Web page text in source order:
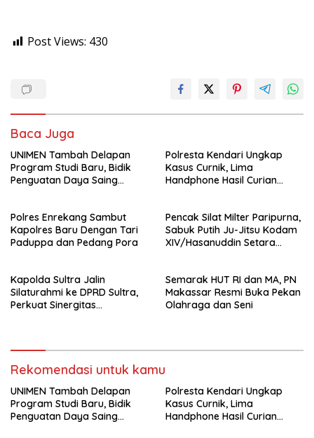
Post Views: 430
Baca Juga
UNIMEN Tambah Delapan
Program Studi Baru, Bidik
Penguatan Daya Saing
Polresta Kendari Ungkap
Kasus Curnik, Lima
Handphone Hasil Curian
Polres Enrekang Sambut
Kapolres Baru Dengan Tari
Paduppa dan Pedang Pora
Pencak Silat Milter Paripurna,
Sabuk Putih Ju-Jitsu Kodam
XIV/Hasanuddin Setara
Kapolda Sultra Jalin
Silaturahmi ke DPRD Sultra,
Perkuat Sinergitas
Semarak HUT RI dan MA, PN
Makassar Resmi Buka Pekan
Olahraga dan Seni
Rekomendasi untuk kamu
UNIMEN Tambah Delapan
Program Studi Baru, Bidik
Penguatan Daya Saing
Polresta Kendari Ungkap
Kasus Curnik, Lima
Handphone Hasil Curian